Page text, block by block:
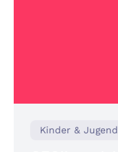
Kinder & Jugend